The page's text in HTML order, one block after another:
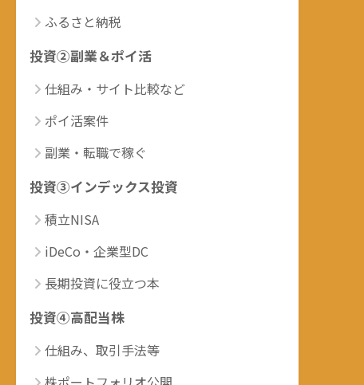
ふるさと納税
投資②副業＆ポイ活
仕組み・サイト比較など
ポイ活案件
副業・転職で稼ぐ
投資③インデックス投資
積立NISA
iDeCo・企業型DC
長期投資に役立つ本
投資④高配当株
仕組み、取引手法等